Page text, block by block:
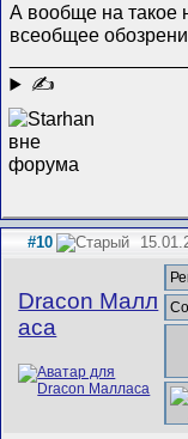
А вообще на такое
всеобщее
✍
#10
Dracon Малл
аса